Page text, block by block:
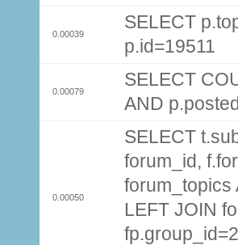
0.00039
SELECT
p.id=19511
0.00079
SELECT
AND
0.00050
SELECT
forum_id,
forum_topics
LEFT JOIN